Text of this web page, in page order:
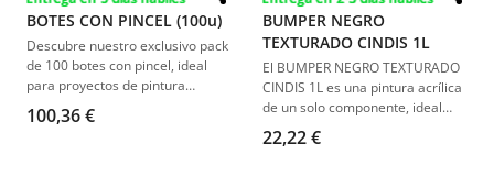
BOTES CON PINCEL (100u)
Descubre nuestro exclusivo pack
de 100 botes con pincel, ideal
para proyectos de pintura
industrial y automotriz. Calidad
superior, diseño práctico y
100,36 €
BUMPER NEGRO
TEXTURADO CINDIS 1L
El BUMPER NEGRO TEXTURADO
CINDIS 1L es una pintura acrílica
de un solo componente, ideal
para recubrir paragolpes y
piezas plásticas de vehículos.
22,22 €